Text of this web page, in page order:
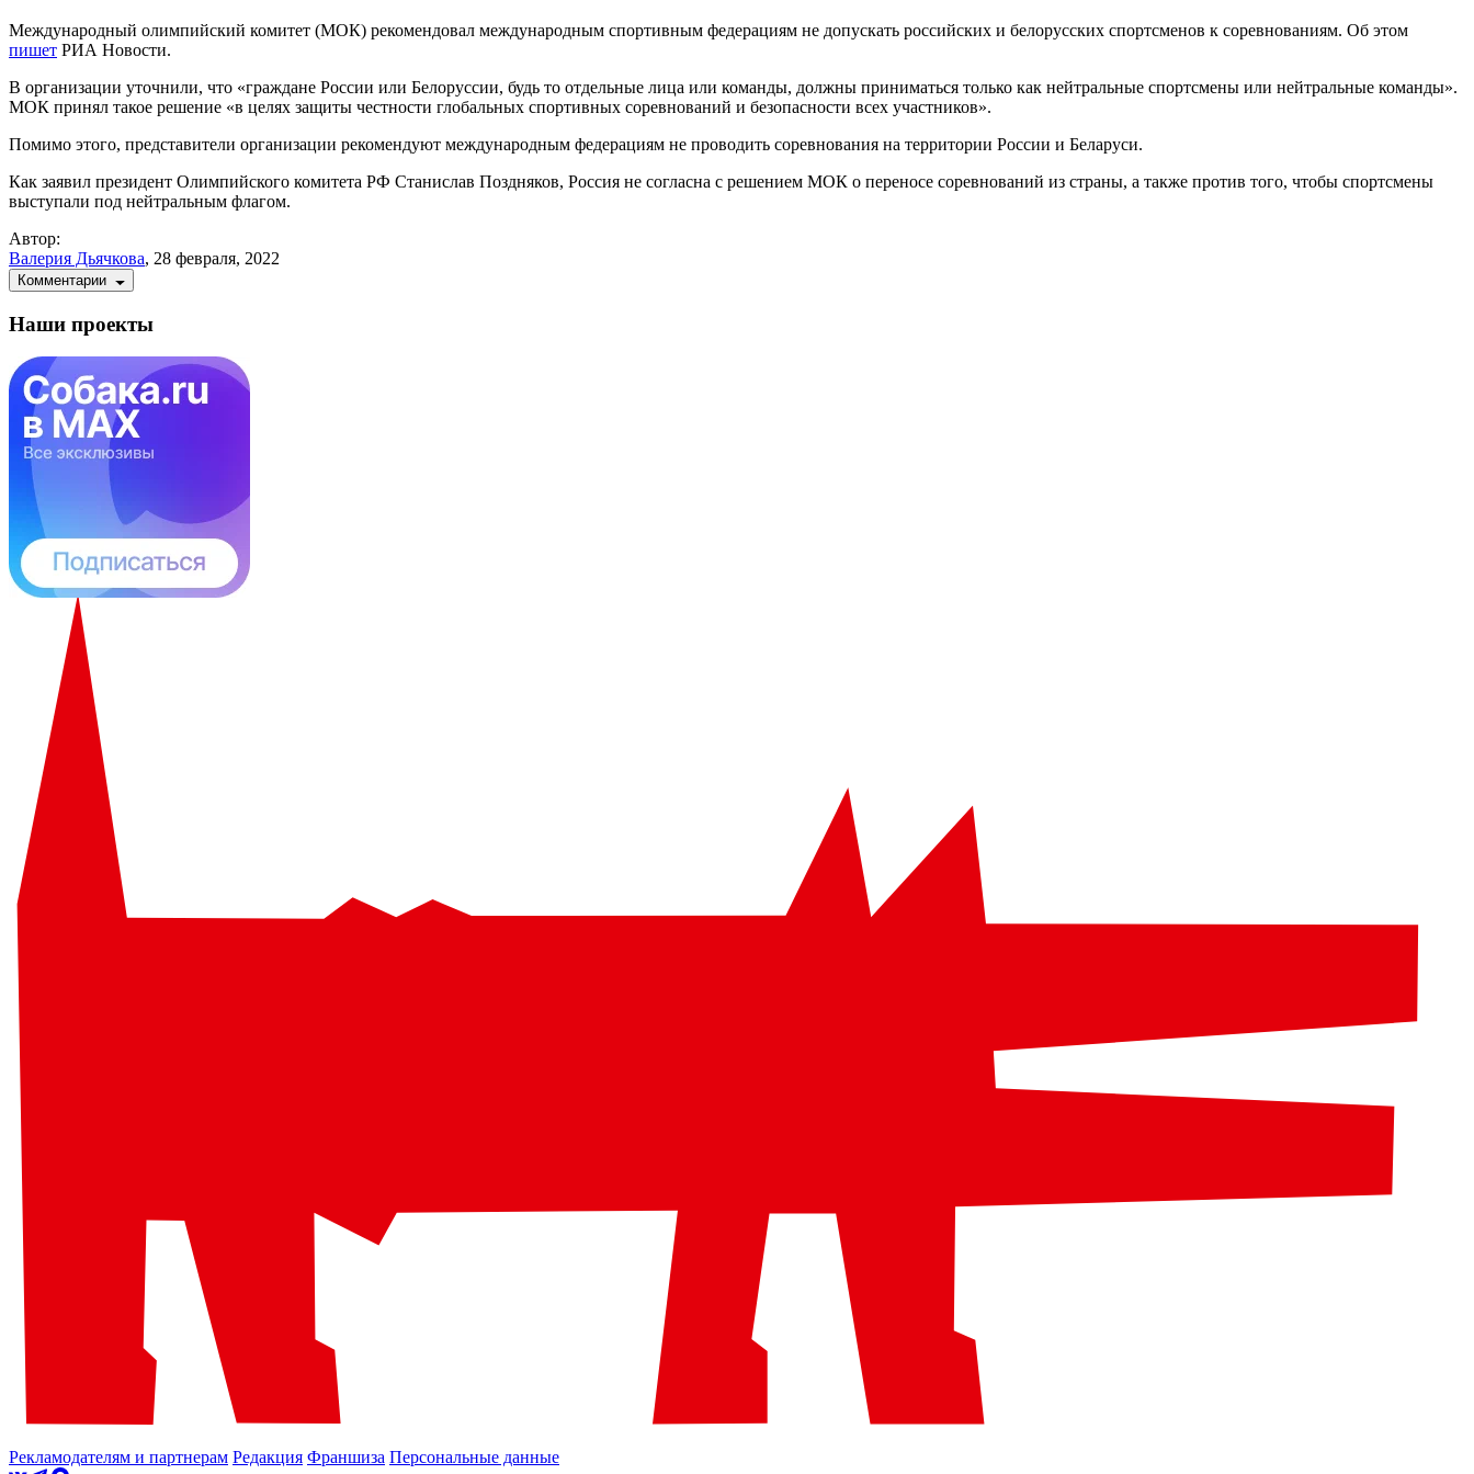
Международный олимпийский комитет (МОК) рекомендовал международным спортивным федерациям не допускать российских и белорусских спортсменов к соревнованиям. Об этом
пишет РИА Новости.
В организации уточнили, что «граждане России или Белоруссии, будь то отдельные лица или команды, должны приниматься только как нейтральные спортсмены или нейтральные команды».
МОК принял такое решение «в целях защиты честности глобальных спортивных соревнований и безопасности всех участников».
Помимо этого, представители организации рекомендуют международным федерациям не проводить соревнования на территории России и Беларуси.
Как заявил президент Олимпийского комитета РФ Станислав Поздняков, Россия не согласна с решением МОК о переносе соревнований из страны, а также против того, чтобы спортсмены
выступали под нейтральным флагом.
Автор:
Валерия Дьячкова, 28 февраля, 2022
Комментарии
Наши проекты
Рекламодателям и партнерам Редакция Франшиза Персональные данные